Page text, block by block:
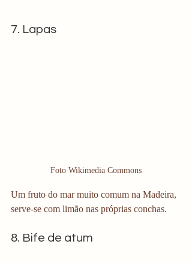
7. Lapas
Foto Wikimedia Commons
Um fruto do mar muito comum na Madeira,
serve-se com limão nas próprias conchas.
8. Bife de atum